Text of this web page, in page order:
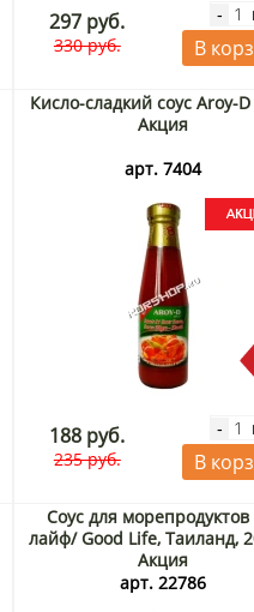
297 руб.
330 руб.
-
В
Кисло-сладкий соус Aroy-D
Акция
арт. 7404
188 руб.
235 руб.
-
В
Соус для морепродуктов
лайф/ Good Life, Таиланд,
Акция
арт. 22786